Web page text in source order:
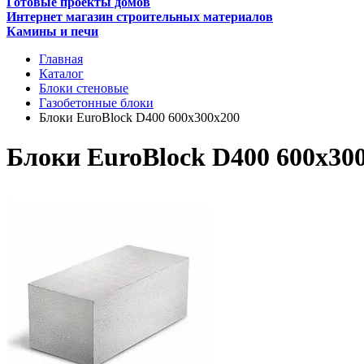
Интернет магазин строительных материалов
Камины и печи
Главная
Каталог
Блоки стеновые
Газобетонные блоки
Блоки EuroBlock D400 600x300x200
Блоки EuroBlock D400